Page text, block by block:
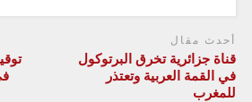
أحدث مقال
قناة جزائرية تخرق البرتوكول
في القمة العربية وتعتذر
للمغرب